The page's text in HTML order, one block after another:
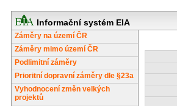
Informační systém EIA
Záměry na území ČR
Záměry mimo území ČR
Podlimitní záměry
Prioritní dopravní záměry dle §23a
Vyhodnocení změn velkých
projektů